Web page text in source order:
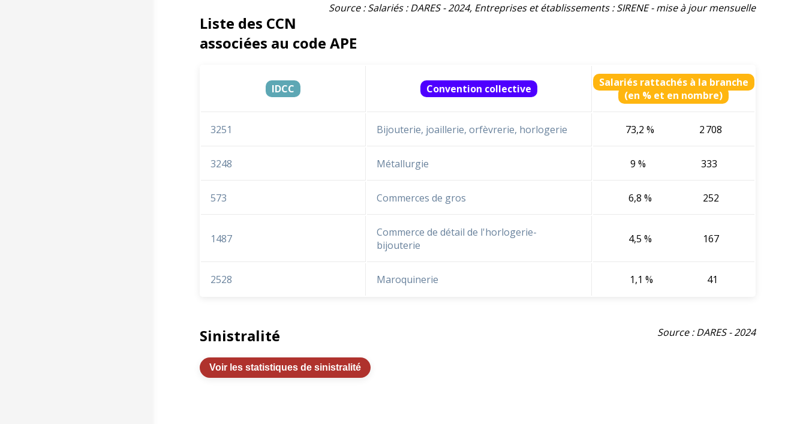
Source : Salariés : DARES - 2024, Entreprises et établissements : SIRENE - mise à jour mensuelle
Liste des CCN
associées au code APE
IDCC Convention collective
Salariés rattachés à la branche
(en % et en nombre)
3251 Bijouterie, joaillerie, orfèvrerie, horlogerie 73,2 % 2 708
3248 Métallurgie 9 % 333
573 Commerces de gros 6,8 % 252
1487
Commerce de détail de l'horlogerie-
bijouterie
4,5 % 167
2528 Maroquinerie 1,1 % 41
Source : DARES - 2024
Sinistralité
Voir les statistiques de sinistralité